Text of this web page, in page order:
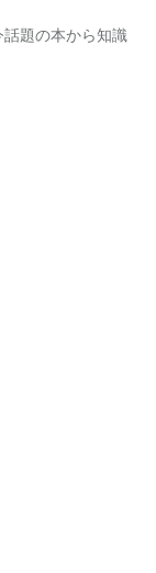
題の本から知識